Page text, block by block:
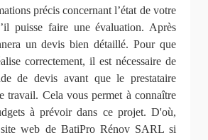
précis concernant l’état de votre
puisse faire une évaluation. Après
un devis bien détaillé. Pour que
correctement, il est nécessaire de
de devis avant que le prestataire
travail. Cela vous permet à connaître
à prévoir dans ce projet. D'où,
web de BatiPro Rénov SARL si